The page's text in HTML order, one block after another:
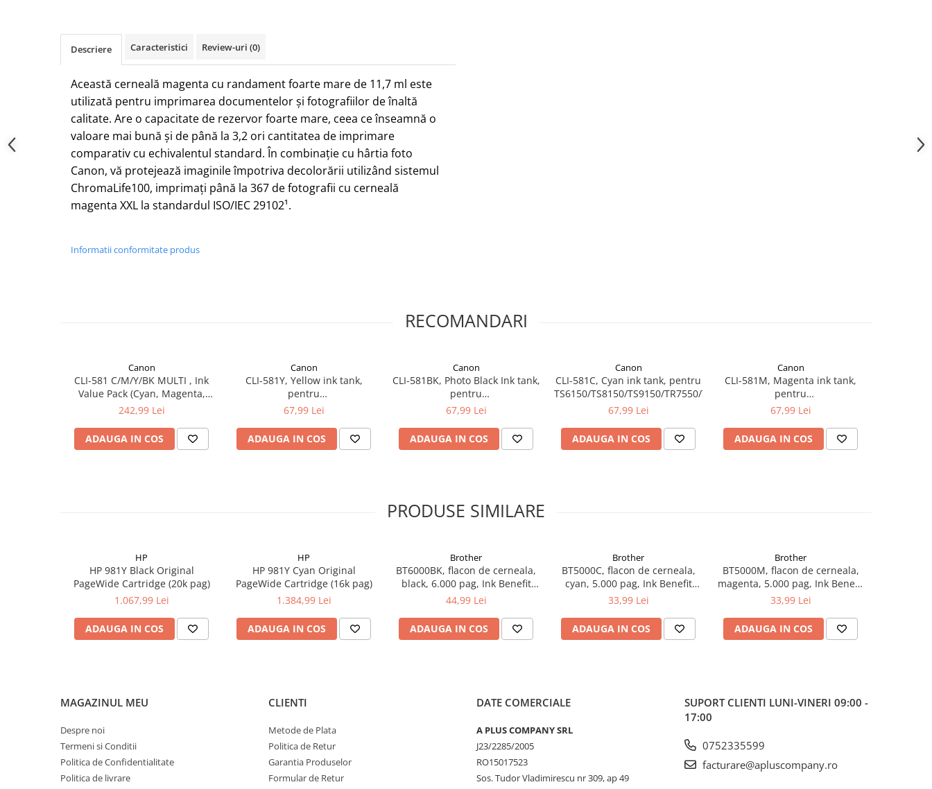
Descriere Caracteristici Review-uri (0)
Această cerneală magenta cu randament foarte mare de 11,7 ml este
utilizată pentru imprimarea documentelor și fotografiilor de înaltă
calitate. Are o capacitate de rezervor foarte mare, ceea ce înseamnă o
valoare mai bună și de până la 3,2 ori cantitatea de imprimare
comparativ cu echivalentul standard.În combinație cu hârtia foto
Canon, vă protejează imaginile împotriva decolorării utilizând sistemul
ChromaLife100, imprimați până la 367 de fotografii cu cerneală
magenta XXL la standardul ISO/IEC 29102¹.
Informatii conformitate produs
RECOMANDARI
Canon
CLI-581 C/M/Y/BK MULTI , Ink
Value Pack (Cyan, Magenta,
Yellow & Photo Black ink tanks),
TS6150/TS8150/TS9150/TR7550/TR8550
242,99 Lei
ADAUGA IN COS
Canon
CLI-581Y, Yellow ink tank,
pentru
TS6150/TS8150/TS9150/TR7550/TR8550
67,99 Lei
ADAUGA IN COS
Canon
CLI-581BK, Photo Black Ink tank,
pentru
TS6150/TS8150/TS9150/TR7550/TR8550
67,99 Lei
ADAUGA IN COS
Canon
CLI-581C, Cyan ink tank, pentru
TS6150/TS8150/TS9150/TR7550/TR8550
67,99 Lei
ADAUGA IN COS
Canon
CLI-581M, Magenta ink tank,
pentru
TS6150/TS8150/TS9150/TR7550/TR8550
67,99 Lei
ADAUGA IN COS
PRODUSE SIMILARE
HP
HP 981Y Black Original
PageWide Cartridge (20k pag)
1.067,99 Lei
ADAUGA IN COS
HP
HP 981Y Cyan Original
PageWide Cartridge (16k pag)
1.384,99 Lei
ADAUGA IN COS
Brother
BT6000BK, flacon de cerneala,
black, 6.000 pag, Ink Benefit
DCP-T300/T500W/T700W
44,99 Lei
ADAUGA IN COS
Brother
BT5000C, flacon de cerneala,
cyan, 5.000 pag, Ink Benefit
DCP-T300/T500W/T700W
33,99 Lei
ADAUGA IN COS
Brother
BT5000M, flacon de cerneala,
magenta, 5.000 pag, Ink Benefit
DCP-T300/T500W/T700W
33,99 Lei
ADAUGA IN COS
MAGAZINUL MEU
Despre noi
Termeni si Conditii
Politica de Confidentialitate
Politica de livrare
CLIENTI
Metode de Plata
Politica de Retur
Garantia Produselor
Formular de Retur
DATE COMERCIALE
A PLUS COMPANY SRL
J23/2285/2005
RO15017523
Sos. Tudor Vladimirescu nr 309, ap 49
SUPORT CLIENTI LUNI-VINERI 09:00 -
17:00
0752335599
facturare@apluscompany.ro